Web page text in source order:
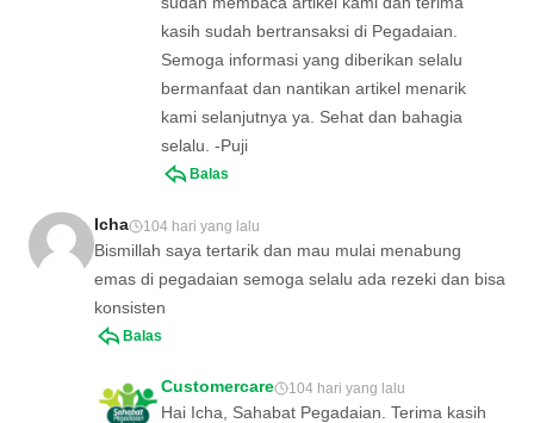
kasih sudah bertransaksi di Pegadaian.
Semoga informasi yang diberikan selalu
bermanfaat dan nantikan artikel menarik
kami selanjutnya ya. Sehat dan bahagia
selalu. -Puji
Balas
Icha 104 hari yang lalu
Bismillah saya tertarik dan mau mulai menabung
emas di pegadaian semoga selalu ada rezeki dan bisa
konsisten
Balas
Customercare 104 hari yang lalu
Hai Icha, Sahabat Pegadaian. Terima kasih